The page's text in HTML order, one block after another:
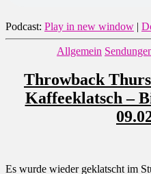
Podcast: Play in new window |
Allgemein
Throwback
Kaffeeklatsch –
Es wurde wieder geklatscht im